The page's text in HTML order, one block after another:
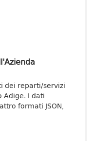
dei reparti/servizi
Adige. I dati
formati JSON,